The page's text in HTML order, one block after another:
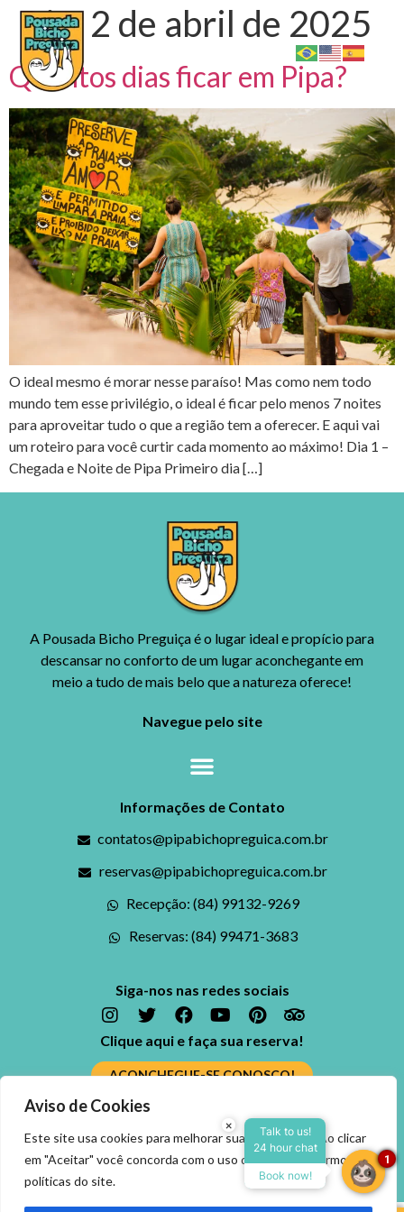
Aviso de Cookies
Este site usa cookies para melhorar sua experiência. Ao clicar
em "Aceitar" você concorda com o uso dos cookies, termos e
políticas do site.
Dia:2 de abril de 2025
Quantos dias ficar em Pipa?
O ideal mesmo é morar nesse paraíso! Mas como nem todo
mundo tem esse privilégio, o ideal é ficar pelo menos 7 noites
para aproveitar tudo o que a região tem a oferecer. E aqui vai
um roteiro para você curtir cada momento ao máximo! Dia 1 –
Chegada e Noite de Pipa Primeiro dia […]
A Pousada Bicho Preguiça é o lugar ideal e propício para
descansar no conforto de um lugar aconchegante em
meio a tudo de mais belo que a natureza oferece!
Navegue pelo site
Informações de Contato
contatos@pipabichopreguica.com.br
reservas@pipabichopreguica.com.br
Recepção: (84) 99132-9269
Reservas: (84) 99471-3683
Siga-nos nas redes sociais
Clique aqui e faça sua reserva!
ACONCHEGUE-SE CONOSCO!
Ficou alguma dúvida? Fale conosco
ENTRE EM CONTATO
Reserve agora, com o
melhor preço
garantido
×
Talk to us!
24 hour chat
Book now!
1